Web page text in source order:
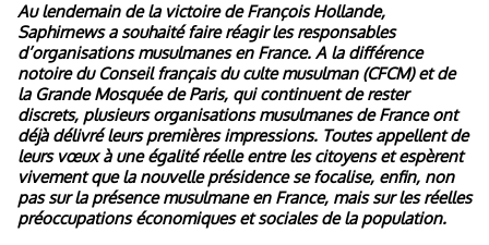
Au lendemain de la victoire de François Hollande,
Saphirnews a souhaité faire réagir les responsables
d’organisations musulmanes en France. A la différence
notoire du Conseil français du culte musulman (CFCM) et de
la Grande Mosquée de Paris, qui continuent de rester
discrets, plusieurs organisations musulmanes de France ont
déjà délivré leurs premières impressions. Toutes appellent de
leurs vœux à une égalité réelle entre les citoyens et espèrent
vivement que la nouvelle présidence se focalise, enfin, non
pas sur la présence musulmane en France, mais sur les réelles
préoccupations économiques et sociales de la population.